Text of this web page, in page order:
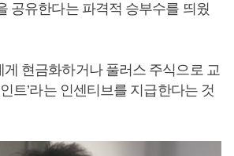
공유한다는 파격적 승부수를 띄웠
현금화하거나 풀러스 주식으로 교
트’라는 인센티브를 지급한다는 것